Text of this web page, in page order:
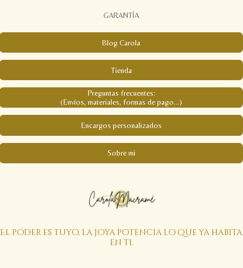
GARANTÍA
Blog Carola
Tienda
Preguntas frecuentes:
(Envíos, materiales, formas de pago...)
Encargos personalizados
Sobre mi
El poder es tuyo, la joya potencia lo que ya habita
en ti.